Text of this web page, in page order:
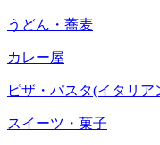
うどん・蕎麦
カレー屋
ピザ・パスタ(イタリア
スイーツ・菓子